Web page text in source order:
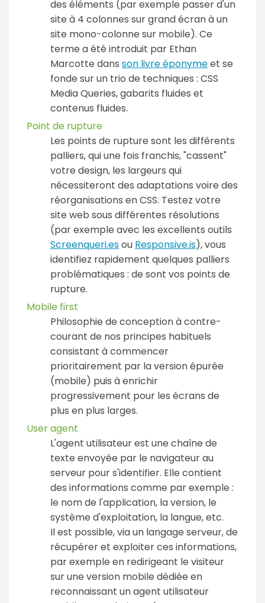
des éléments (par exemple passer d'un
site à 4 colonnes sur grand écran à un
site mono-colonne sur mobile). Ce
terme a été introduit par Ethan
Marcotte dans son livre éponymeet se
fonde sur un trio de techniques : CSS
Media Queries, gabarits fluides et
contenus fluides.
Point de rupture
Les points de rupture sont les différents
palliers, qui une fois franchis, "cassent"
votre design, les largeurs qui
nécessiteront des adaptations voire des
réorganisations en CSS. Testez votre
site web sous différentes résolutions
(par exemple avec les excellents outils
Screenqueri.esou Responsive.is), vous
identifiez rapidement quelques palliers
problématiques : de sont vos points de
rupture.
Mobile first
Philosophie de conception à contre-
courant de nos principes habituels
consistant à commencer
prioritairement par la version épurée
(mobile) puis à enrichir
progressivement pour les écrans de
plus en plus larges.
User agent
L'agent utilisateur est une chaîne de
texte envoyée par le navigateur au
serveur pour s'identifier. Elle contient
des informations comme par exemple :
le nom de l'application, la version, le
système d'exploitation, la langue, etc.
Il est possible, via un langage serveur, de
récupérer et exploiter ces informations,
par exemple en redirigeant le visiteur
sur une version mobile dédiée en
reconnaissant un agent utilisateur